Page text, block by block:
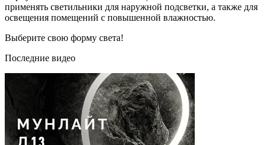
применять светильники для наружной подсветки, а также для
освещения помещений с повышенной влажностью.
Выберите свою форму света!
Последние видео